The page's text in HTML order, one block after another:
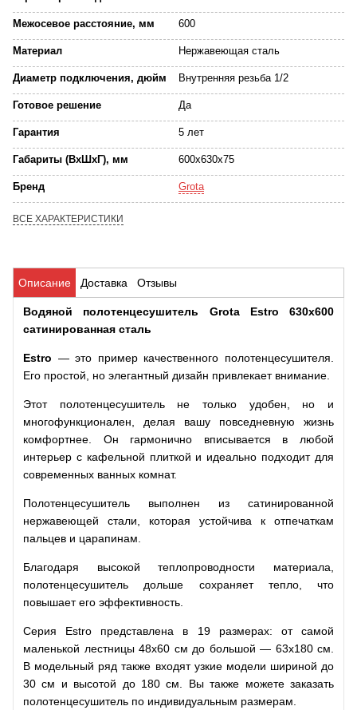
Межосевое расстояние, мм 600
Материал Нержавеющая сталь
Диаметр подключения, дюйм Внутренняя резьба 1/2
Готовое решение Да
Гарантия 5 лет
Габариты (ВхШхГ), мм 600x630x75
Бренд Grota
ВСЕ ХАРАКТЕРИСТИКИ
Описание Доставка Отзывы
Водяной полотенцесушитель Grota Estro 630x600
сатинированная сталь
Estro — это пример качественного полотенцесушителя.
Его простой, но элегантный дизайн привлекает внимание.
Этот полотенцесушитель не только удобен, но и
многофункционален, делая вашу повседневную жизнь
комфортнее. Он гармонично вписывается в любой
интерьер с кафельной плиткой и идеально подходит для
современных ванных комнат.
Полотенцесушитель выполнен из сатинированной
нержавеющей стали, которая устойчива к отпечаткам
пальцев и царапинам.
Благодаря высокой теплопроводности материала,
полотенцесушитель дольше сохраняет тепло, что
повышает его эффективность.
Серия Estro представлена в 19 размерах: от самой
маленькой лестницы 48х60 см до большой — 63х180 см.
В модельный ряд также входят узкие модели шириной до
30 см и высотой до 180 см. Вы также можете заказать
полотенцесушитель по индивидуальным размерам.